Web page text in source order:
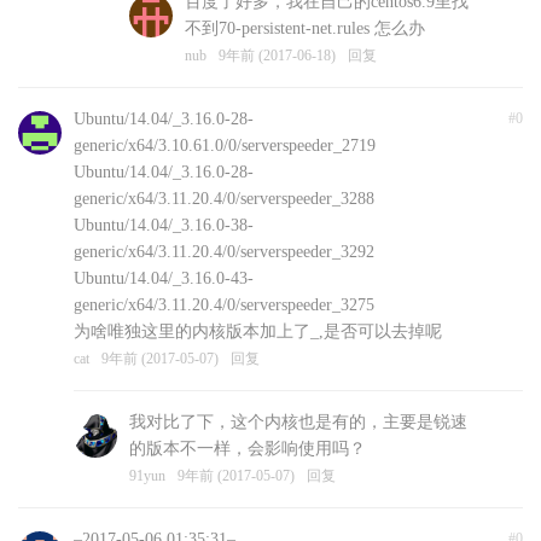
不到70-persistent-net.rules 怎么办
nub 9年前 (2017-06-18) 回复
#0
Ubuntu/14.04/_3.16.0-28-
generic/x64/3.10.61.0/0/serverspeeder_2719
Ubuntu/14.04/_3.16.0-28-
generic/x64/3.11.20.4/0/serverspeeder_3288
Ubuntu/14.04/_3.16.0-38-
generic/x64/3.11.20.4/0/serverspeeder_3292
Ubuntu/14.04/_3.16.0-43-
generic/x64/3.11.20.4/0/serverspeeder_3275
为啥唯独这里的内核版本加上了_,是否可以去掉呢
cat 9年前 (2017-05-07) 回复
我对比了下，这个内核也是有的，主要是锐速
的版本不一样，会影响使用吗？
91yun 9年前 (2017-05-07) 回复